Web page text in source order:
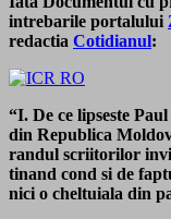
intrebarile portalului
redactia Cotidianul:
“I. De ce lipseste
din Republica
randul scriitorilor
tinand cond si de
nici o cheltuiala din